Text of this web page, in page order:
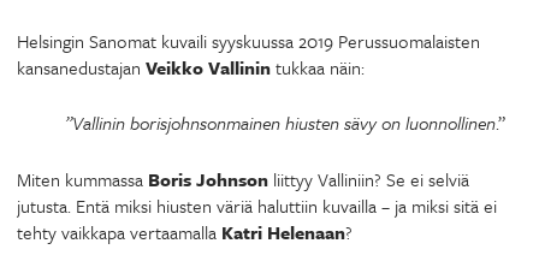
Helsingin Sanomat kuvaili syyskuussa 2019 Perussuomalaisten
kansanedustajan Veikko Vallinintukkaa näin:
”Vallinin borisjohnsonmainen hiusten sävy on luonnollinen.”
Miten kummassa Boris Johnson liittyy Valliniin? Se ei selviä
jutusta. Entä miksi hiusten väriä haluttiin kuvailla – ja miksi sitä ei
tehty vaikkapa vertaamalla Katri Helenaan?